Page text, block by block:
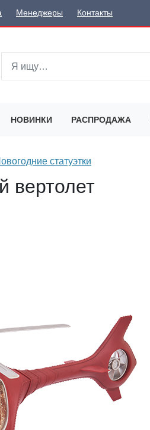
Менеджеры Контакты
НОВИНКИ РАСПРОДАЖА
статуэтки
вертолет